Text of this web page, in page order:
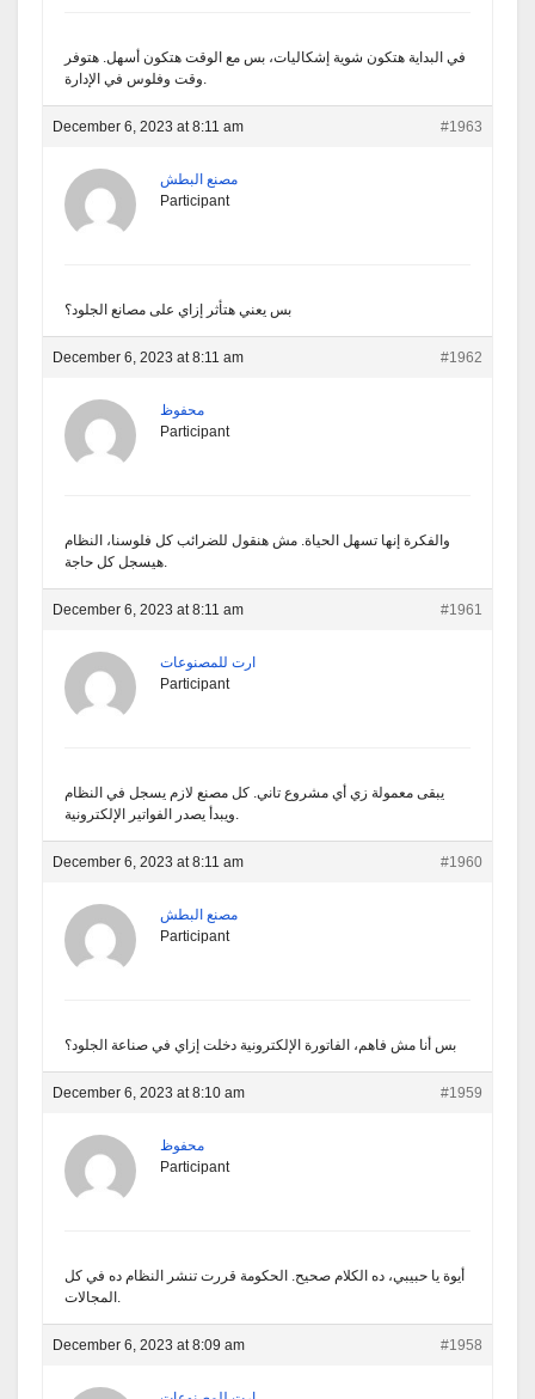
في البداية هتكون شوية إشكاليات، بس مع الوقت هتكون أسهل. هتوفر
وقت وفلوس في الإدارة.
December 6, 2023 at 8:11 am #1963
مصنع البطش
Participant
بس يعني هتأثر إزاي على مصانع الجلود؟
December 6, 2023 at 8:11 am #1962
محفوظ
Participant
والفكرة إنها تسهل الحياة. مش هنقول للضرائب كل فلوسنا، النظام
هيسجل كل حاجة.
December 6, 2023 at 8:11 am #1961
ارت للمصنوعات
Participant
يبقى معمولة زي أي مشروع تاني. كل مصنع لازم يسجل في النظام
ويبدأ يصدر الفواتير الإلكترونية.
December 6, 2023 at 8:11 am #1960
مصنع البطش
Participant
بس أنا مش فاهم، الفاتورة الإلكترونية دخلت إزاي في صناعة الجلود؟
December 6, 2023 at 8:10 am #1959
محفوظ
Participant
أيوة يا حبيبي، ده الكلام صحيح. الحكومة قررت تنشر النظام ده في كل
المجالات.
December 6, 2023 at 8:09 am #1958